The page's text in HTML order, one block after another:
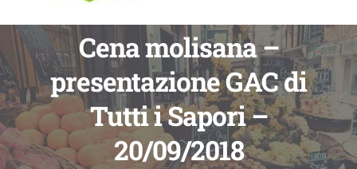
Cena molisana –
presentazione GAC di
Tutti i Sapori –
20/09/2018